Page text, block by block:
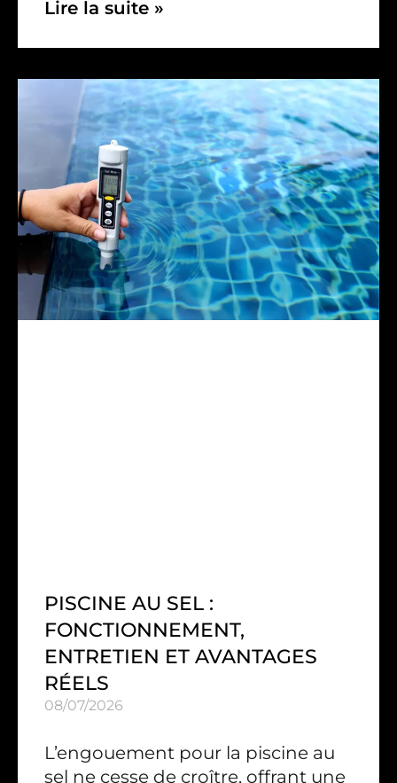
Lire la suite »
PISCINE AU SEL :
FONCTIONNEMENT,
ENTRETIEN ET AVANTAGES
RÉELS
08/07/2026
L’engouement pour la piscine au
sel ne cesse de croître, offrant une